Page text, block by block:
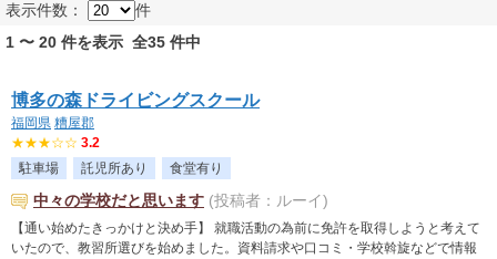
表示件数：
件
1 〜 20 件を表示 全35 件中
博多の森ドライビングスクール
福岡県 糟屋郡
★★★☆☆ 3.2
駐車場
託児所あり 食堂有り
中々の学校だと思います (投稿者：ルーイ)
【通い始めたきっかけと決め手】 就職活動の為前に免許を取得しようと考えて
いたので、教習所選びを始めました。資料請求や口コミ・学校斡旋などで情報